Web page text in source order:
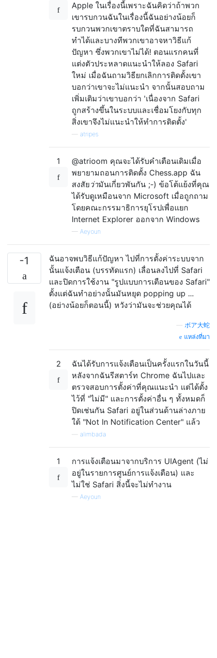
Apple ในเรื่องนี้เพราะฉันคิดว่าถ้าพวก
เขารบกวนฉันในเรื่องนี้ฉันอย่างน้อยก็
รบกวนพวกเขาตราบใดที่ฉันสามารถ
ทำได้และบางทีพวกเขาอาจหาวิธีแก้
ปัญหา ซึ่งพวกเขาไม่ได้! ตอนแรกคนที่
แต่งตัวประหลาดแนะนำให้ลอง Safari
ใหม่ เมื่อฉันถามวิธียกเลิกการติดตั้งเขา
บอกว่าเขาจะไม่แนะนำ จากนั้นสอบถาม
เพิ่มเติมว่าเขาบอกว่า 'เนื่องจาก Safari
ถูกสร้างขึ้นในระบบและเชื่อมโยงกับทุก
สิ่งเขาจึงไม่แนะนำให้ทำการติดตั้ง'
atripes
1
@atrioom คุณจะได้รับคำเตือนเดิมเมื่อ
พยายามถอนการติดตั้ง Chess.app ฉัน
สงสัยว่ามันเกี่ยวพันกัน ;-) ข้อโต้แย้งที่คุณ
ได้รับดูเหมือนจาก Microsoft เมื่อถูกถาม
โดยคณะกรรมาธิการยุโรปเพื่อแยก
Internet Explorer ออกจาก Windows
— Aeyoun
-1
ฉันอาจพบวิธีแก้ปัญหา ไปที่การตั้งค่าระบบจาก
นั้นแจ้งเตือน (บรรทัดแรก) เลื่อนลงไปที่ Safari
และปิดการใช้งาน "รูปแบบการเตือนของ Safari"
ตั้งแต่ฉันทำอย่างนั้นมันหยุด popping up ...
(อย่างน้อยก็ตอนนี้) หวังว่ามันจะช่วยคุณได้
ボア大蛇
แหล่งที่มา
2
ฉันได้รับการแจ้งเตือนเป็นครั้งแรกในวันนี้
หลังจากฉันรีสตาร์ท Chrome ฉันไปและ
ตรวจสอบการตั้งค่าที่คุณแนะนำ แต่ได้ตั้ง
ไว้ที่ "ไม่มี" และการตั้งค่าอื่น ๆ ทั้งหมดก็
ปิดเช่นกัน Safari อยู่ในส่วนด้านล่างภาย
ใต้ "Not In Notification Center" แล้ว
alimbada
1
การแจ้งเตือนมาจากบริการ UIAgent (ไม่
อยู่ในรายการศูนย์การแจ้งเตือน) และ
ไม่ใช่ Safari สิ่งนี้จะไม่ทำงาน
— Aeyoun